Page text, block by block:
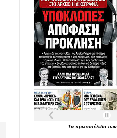
Ταπρωτοσέλιδατων